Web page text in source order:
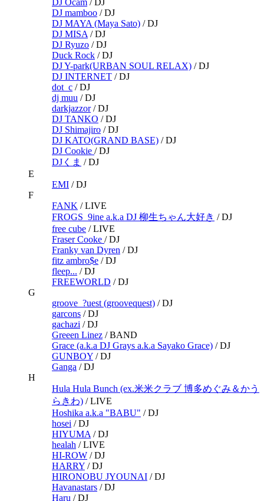
DJ mamboo /DJ
DJ MAYA (Maya Sato) /DJ
DJ MISA /DJ
DJ Ryuzo /DJ
Duck Rock /DJ
DJ Y-park(URBAN SOUL RELAX) /DJ
DJ INTERNET /DJ
dot_c /DJ
dj muu /DJ
darkjazzor/DJ
DJ TANKO /DJ
DJ Shimajiro /DJ
DJ KATO(GRAND BASE) /DJ
DJ Cookie /DJ
DJくま /DJ
E
EMI /DJ
F
FANK /LIVE
FROGS_9ine a.k.a DJ 柳生ちゃん大好き /DJ
free cube /LIVE
Fraser Cooke /DJ
Franky van Dyren /DJ
fitz ambro$e /DJ
fleep... /DJ
FREEWORLD /DJ
G
groove_?uest (groovequest) /DJ
garcons /DJ
gachazi /DJ
Greeen Linez /BAND
Grace (a.k.a DJ Grays a.k.a Sayako Grace) /DJ
GUNBOY /DJ
Ganga /DJ
H
Hula Hula Bunch (ex.米米クラブ 博多めぐみ＆かう
らきわ) /LIVE
Hoshika a.k.a "BABU" /DJ
hosei /DJ
HIYUMA /DJ
healah /LIVE
HI-ROW /DJ
HARRY /DJ
HIRONOBU JYOUNAI /DJ
Havanastars /DJ
Haru /DJ